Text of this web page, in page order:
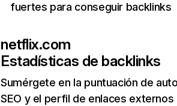
fuertes para conseguir backlinks
netflix.com
Estadísticas de backlinks
Sumérgete en la puntuación de
SEO y el perfil de enlaces externos